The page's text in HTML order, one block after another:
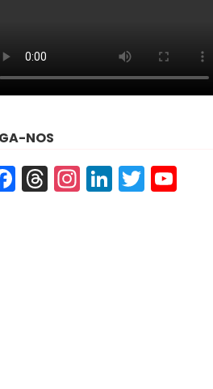
NOS
Facebook
Threads
Instagram
LinkedIn
Twitter